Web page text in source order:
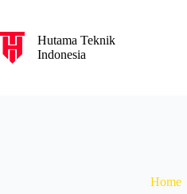
k
i
p
Hutama Teknik
Indonesia
Home